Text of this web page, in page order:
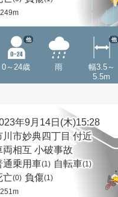
249m
0～24歳
他
雨
幅3.5～
5.5m
他
年9月14日(木)15:28
川市妙典四丁目 付近
両相互 小破事故
通乗用車(1) 自転車(1)
亡(0) 負傷(1)
251m